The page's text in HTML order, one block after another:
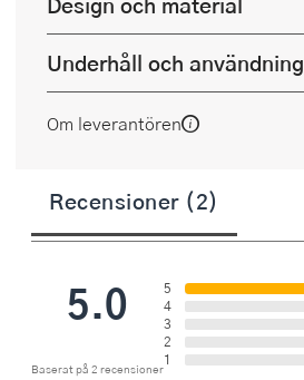
Underhåll och användning
Om leverantören
Recensioner (2)
5.0
Baserat på 2 recensioner
5
4
3
2
1